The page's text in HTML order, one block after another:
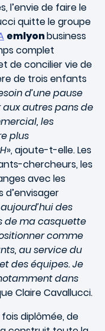
l’envie de faire le
quitte le groupe
emlyonbusiness
complet
de concilier vie de
de trois enfants
d’une pause
autres pans de
les
plus
», ajoute-t-elle. Les
chercheurs, les
avec les
aujourd’hui des
de ma casquette
comme
au service du
des équipes. Je
dans
Claire Cavallucci.
diplômée, de